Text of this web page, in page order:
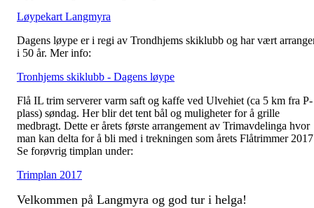
Løypekart Langmyra
Dagens løype er i regi av Trondhjems skiklubb og har vært
i 50 år. Mer info:
Tronhjems skiklubb - Dagens løype
Flå IL trim serverer varm saft og kaffe ved Ulvehiet (ca 5 km fra P-
plass) søndag. Her blir det tent bål og muligheter for å grille
medbragt. Dette er årets første arrangement av Trimavdelinga hvor
man kan delta for å bli med i trekningen som årets Flåtrimmer
Se forøvrig timplan under:
Trimplan 2017
Velkommen på Langmyra og god tur i helga!